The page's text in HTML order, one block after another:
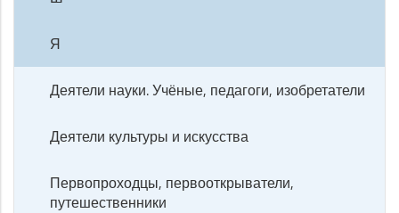
Я
Деятели науки. Учёные, педагоги, изобретатели
Деятели культуры и искусства
Первопроходцы, первооткрыватели,
путешественники